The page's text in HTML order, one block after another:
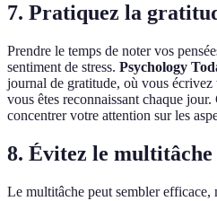
7. Pratiquez la
Prendre le temps de noter vos
sentiment de stress. Psychology
journal de gratitude, où vous écrivez
vous êtes reconnaissant chaque
concentrer votre attention sur les
8. Évitez le multitâche
Le multitâche peut sembler efficace,